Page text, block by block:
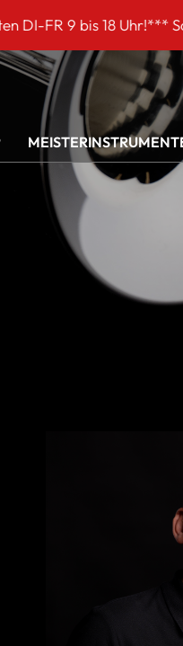
Uhr!*** Schagerl